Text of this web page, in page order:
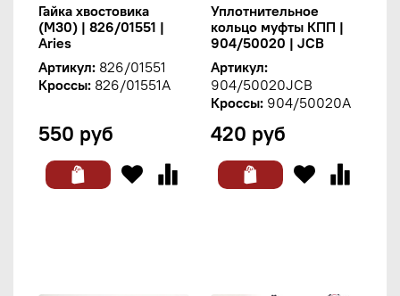
Гайка хвостовика
(М30) | 826/01551 |
Aries
Артикул: 826/01551
Кроссы: 826/01551A
550 руб
Уплотнительное
кольцо муфты КПП |
904/50020 | JCB
Артикул:
904/50020JCB
Кроссы: 904/50020A
420 руб